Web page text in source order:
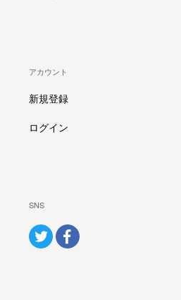
アカウント
新規登録
ログイン
SNS